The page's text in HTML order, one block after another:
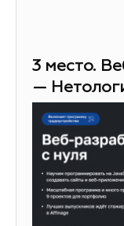
3 место.
—